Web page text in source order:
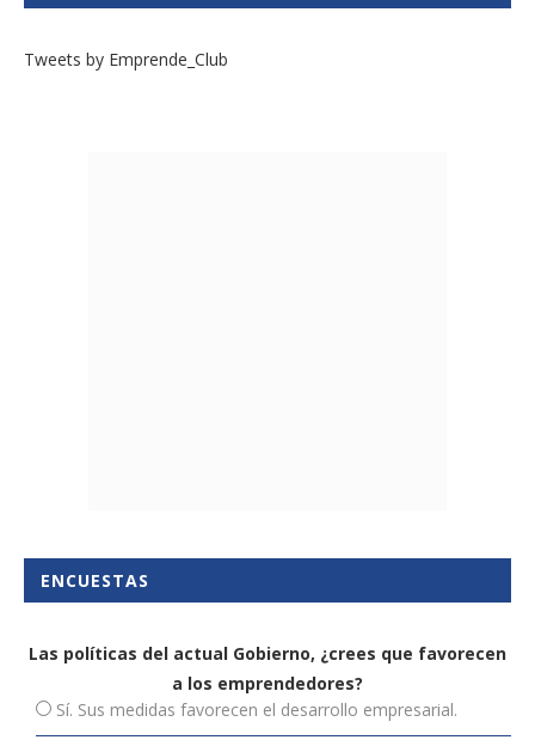
Tweets by Emprende_Club
ENCUESTAS
Las políticas del actual Gobierno, ¿crees que favorecen
a los emprendedores?
Sí. Sus medidas favorecen el desarrollo empresarial.